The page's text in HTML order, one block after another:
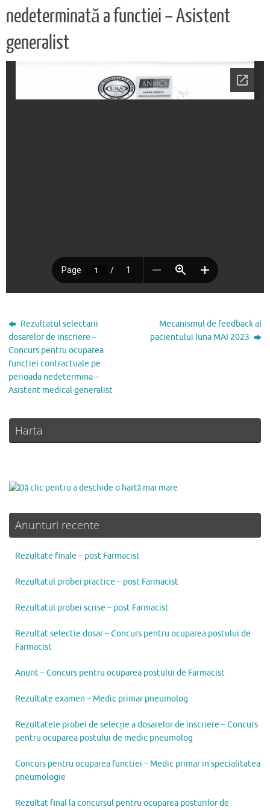
nedeterminată a functiei – Asistent
generalist
Rezultatul selectarii
dosarelor de inscriere –
Concurs pentru ocuparea
functiei contractuale pe
perioada nedetermina –
Asistent medical generalist
Mecanismul de feedback al
pacientului luna MAI 2023
Harta
Anunturi recente
Rezultate finale – post Farmacist
Rezultatul probei practice – post Farmacist
Rezultatul probei scrise – post Farmacist
Rezultat selectie dosar – Concurs pentru ocuparea postului de
Farmacist
Anunt – Concurs pentru ocuparea postului de Farmacist
Rezultate examen – Medic primar pneumolog
Rezultatele probei de selecție a dosarelor de inscriere – Concurs
pentru ocuparea postului de medic pneumolog
Concurs pentru ocuparea functiei – Medic primar in specialitatea
pneumologie
Rezultat final la concursul pentru ocuparea posturilor de